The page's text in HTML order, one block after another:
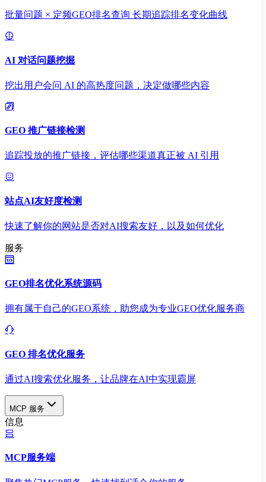
批量问题 × 定频GEO排名查询 长期追踪排名变化曲线
AI 对话问题挖掘
挖出用户会问 AI 的高热度问题，决定做哪些内容
GEO 推广链接检测
追踪投放的推广链接，评估哪些渠道真正被 AI 引用
站点AI友好度检测
快速了解你的网站是否对AI搜索友好，以及如何优化
服务
GEO排名优化系统源码
拥有属于自己的GEO系统，助您成为专业GEO优化服务商
GEO 排名优化服务
通过AI搜索优化服务，让品牌在AI中实现霸屏
MCP 服务
信息
MCP服务端